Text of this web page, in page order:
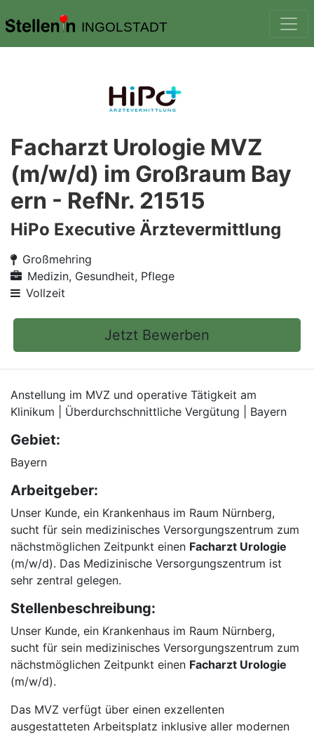
INGOLSTADT
Facharzt Urologie MVZ
(m/w/d) im Großraum Bay
ern - RefNr. 21515
HiPo Executive Ärztevermittlung
Großmehring
Medizin, Gesundheit, Pflege
Vollzeit
Jetzt Bewerben
Anstellung im MVZ und operative Tätigkeit am
Klinikum | Überdurchschnittliche Vergütung | Bayern
Gebiet:
Bayern
Arbeitgeber:
Unser Kunde, ein Krankenhaus im Raum Nürnberg,
sucht für sein medizinisches Versorgungszentrum zum
nächstmöglichen Zeitpunkt einen Facharzt Urologie
(m/w/d). Das Medizinische Versorgungszentrum ist
sehr zentral gelegen.
Stellenbeschreibung:
Unser Kunde, ein Krankenhaus im Raum Nürnberg,
sucht für sein medizinisches Versorgungszentrum zum
nächstmöglichen Zeitpunkt einen Facharzt Urologie
(m/w/d).
Das MVZ verfügt über einen exzellenten
ausgestatteten Arbeitsplatz inklusive aller modernen